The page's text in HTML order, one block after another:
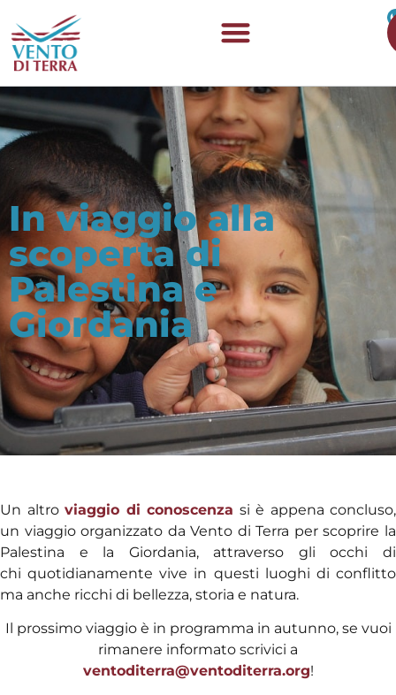
In viaggio alla
scoperta di
Palestina e
Giordania
Un altro viaggio di conoscenza si è appena concluso,
un viaggio organizzato da Vento di Terra per scoprire la
Palestina e la Giordania, attraverso gli occhi di
chi quotidianamente vive in questi luoghi di conflitto
ma anche ricchi di bellezza, storia e natura.
Il prossimo viaggio è in programma in autunno, se vuoi
rimanere informato scrivici a
ventoditerra@ventoditerra.org!